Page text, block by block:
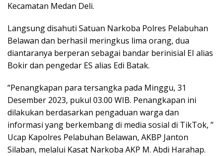
Kecamatan Medan Deli.
Langsung disahuti Satuan Narkoba Polres Pelabuhan
Belawan dan berhasil meringkus lima orang, dua
diantaranya berperan sebagai bandar berinisial EI alias
Bokir dan pengedar ES alias Edi Batak.
“Penangkapan para tersangka pada Minggu, 31
Desember 2023, pukul 03.00 WIB. Penangkapan ini
dilakukan berdasarkan pengaduan warga dan
informasi yang berkembang di media sosial di TikTok, ”
Ucap Kapolres Pelabuhan Belawan, AKBP Janton
Silaban, melalui Kasat Narkoba AKP M. Abdi Harahap.